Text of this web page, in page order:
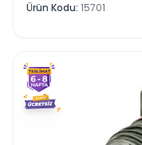
Ürün Kodu: 15701